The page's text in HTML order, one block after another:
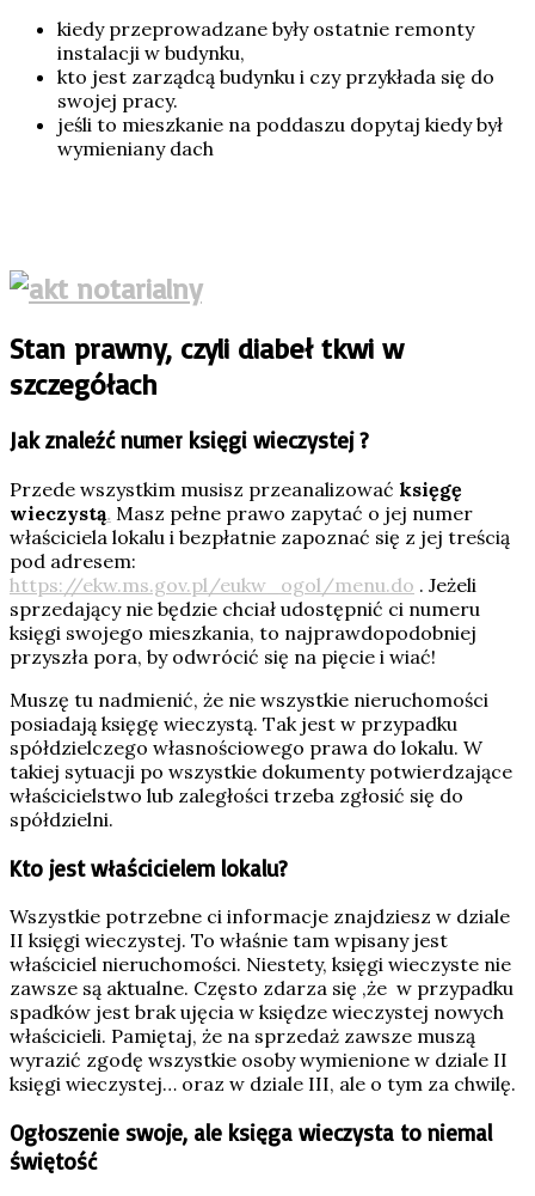
kiedy przeprowadzane były ostatnie remonty
instalacji w budynku,
kto jest zarządcą budynku i czy przykłada się do
swojej pracy.
jeśli to mieszkanie na poddaszu dopytaj kiedy był
wymieniany dach
Stan prawny, czyli diabeł tkwi w
szczegółach
Jak znaleźć numer księgi wieczystej ?
Przede wszystkim musisz przeanalizować księgę
wieczystą. Masz pełne prawo zapytać o jej numer
właściciela lokalu i bezpłatnie zapoznać się z jej treścią
pod adresem:
https://ekw.ms.gov.pl/eukw_ogol/menu.do . Jeżeli
sprzedający nie będzie chciał udostępnić ci numeru
księgi swojego mieszkania, to najprawdopodobniej
przyszła pora, by odwrócić się na pięcie i wiać!
Muszę tu nadmienić, że nie wszystkie nieruchomości
posiadają księgę wieczystą. Tak jest w przypadku
spółdzielczego własnościowego prawa do lokalu. W
takiej sytuacji po wszystkie dokumenty potwierdzające
właścicielstwo lub zaległości trzeba zgłosić się do
spółdzielni.
Kto jest właścicielem lokalu?
Wszystkie potrzebne ci informacje znajdziesz w dziale
II księgi wieczystej. To właśnie tam wpisany jest
właściciel nieruchomości. Niestety, księgi wieczyste nie
zawsze są aktualne. Często zdarza się ,że w przypadku
spadków jest brak ujęcia w księdze wieczystej nowych
właścicieli. Pamiętaj, że na sprzedaż zawsze muszą
wyrazić zgodę wszystkie osoby wymienione w dziale II
księgi wieczystej… oraz w dziale III, ale o tym za chwilę.
Ogłoszenie swoje, ale księga wieczysta to niemal
świętość